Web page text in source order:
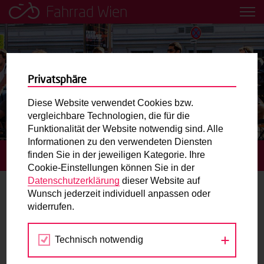
Fahrrad Wien
Leih dir einfach ein Transportfahrrad in deiner Nähe aus!
Mobilitätsbildung für Kinder und
Jugendliche
Radweg-Projektkarte
Routenplaner
Mit dem Fahrrad in Wien unterwegs? Hier finden Sie die
beste Route.
Wunschbox
Sie haben ein Anliegen zum Radverkehr? Schreiben Sie
STARTSEITE TERMINE
Radfahrtrainings
Nov Dez Jan
Privatsphäre
Diese Website verwendet Cookies bzw.
vergleichbare Technologien, die für die
Funktionalität der Website notwendig sind. Alle
Informationen zu den verwendeten Diensten
finden Sie in der jeweiligen Kategorie. Ihre
Cookie-Einstellungen können Sie in der
Datenschutzerklärung dieser Website auf
Wunsch jederzeit individuell anpassen oder
widerrufen.
Technisch notwendig